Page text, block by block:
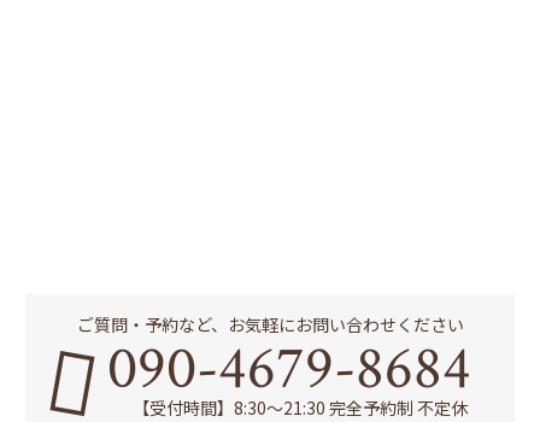
ご質問・予約など、お気軽にお問い合わせください
090-4679-8684
【受付時間】8:30～21:30 完全予約制 不定休